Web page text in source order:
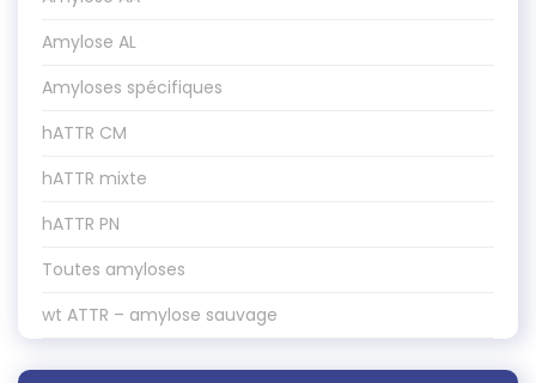
Amylose AL
Amyloses spécifiques
hATTR CM
hATTR mixte
hATTR PN
Toutes amyloses
wt ATTR – amylose sauvage